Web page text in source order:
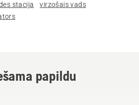
stacija
virzošais vads
papildu